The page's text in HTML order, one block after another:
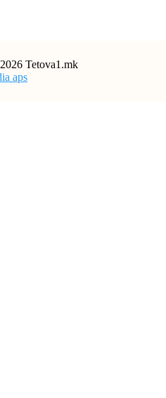
Tetova1.mk
aps